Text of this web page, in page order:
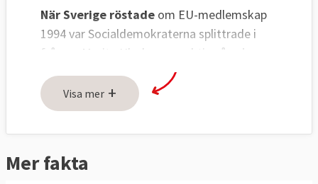
När Sverige röstade om EU-medlemskap
1994 var Socialdemokraterna splittrade i
frågan. Marita Ulvskog var aktiv på nej-
sidan.
– Jag har samma uppfattning om EU som
tillsammans med andra på EU-nivå,
Visa mer +
Mer fakta